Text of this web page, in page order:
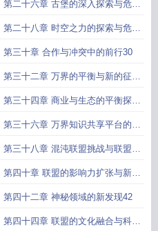
第二十六章 古堡的深入探索与危机
四伏26
第二十八章 时空之力的探索与危机
应对28
第三十章 合作与冲突中的前行30
第三十二章 万界的平衡与新的征程
32
第三十四章 商业与生态的平衡探索
34
第三十六章 万界知识共享平台的构
建与挑战36
第三十八章 混沌联盟挑战与联盟的
应对策略38
第四十章 联盟的影响力扩张与新的
危机40
第四十二章 神秘领域的新发现42
第四十四章 联盟的文化融合与科技